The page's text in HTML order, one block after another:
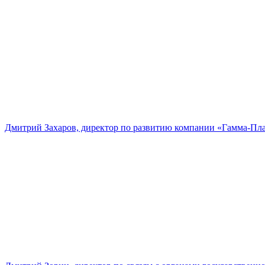
Дмитрий Захаров, директор по развитию компании «Гамма-